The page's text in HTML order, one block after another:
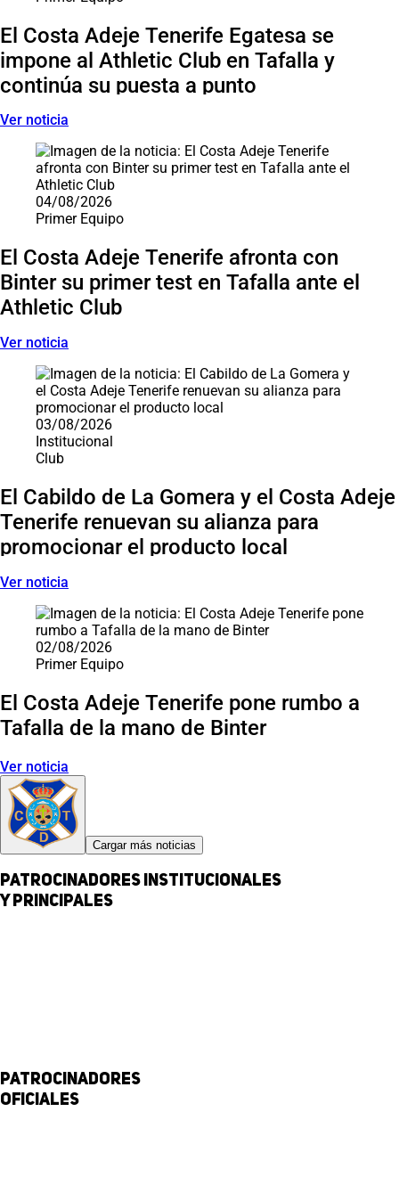
El Costa Adeje Tenerife Egatesa se
impone al Athletic Club en Tafalla y
continúa su puesta a punto
Ver noticia
04/08/2026
Primer Equipo
El Costa Adeje Tenerife afronta con
Binter su primer test en Tafalla ante el
Athletic Club
Ver noticia
03/08/2026
Institucional
Club
El Cabildo de La Gomera y el Costa Adeje
Tenerife renuevan su alianza para
promocionar el producto local
Ver noticia
02/08/2026
Primer Equipo
El Costa Adeje Tenerife pone rumbo a
Tafalla de la mano de Binter
Ver noticia
Cargar más noticias
Patrocinadores institucionales
y principales
Patrocinadores
Oficiales